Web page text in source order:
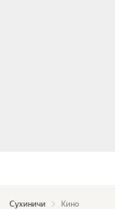
Сухиничи Кино